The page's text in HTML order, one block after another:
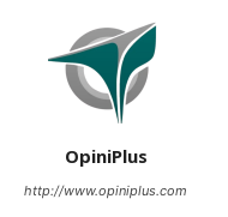
OpiniPlus
http://www.opiniplus.com